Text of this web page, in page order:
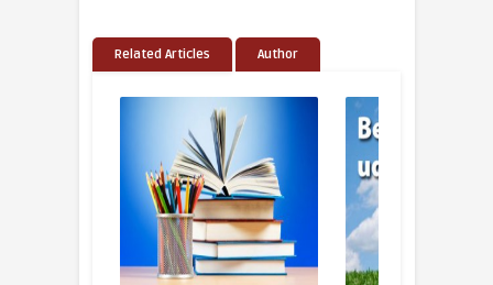
Related Articles Author